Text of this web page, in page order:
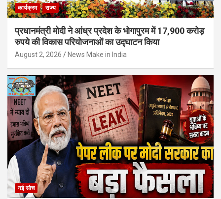
कार्यक्रम राज्य
प्रधानमंत्री मोदी ने आंध्र प्रदेश के भोगापुरम में 17,900 करोड़
रुपये की विकास परियोजनाओं का उद्घाटन किया
August 2, 2026 News Make in India
नई सोच